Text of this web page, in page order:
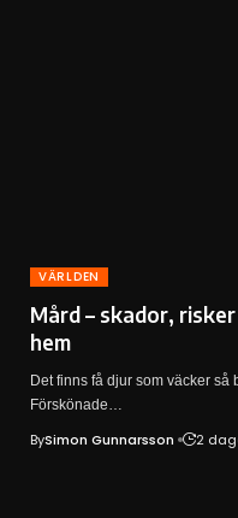
VÄRLDEN
Mård – skador,
hem
Det finns få djur som väcker
Förskönade…
BySimon Gunnarsson 2